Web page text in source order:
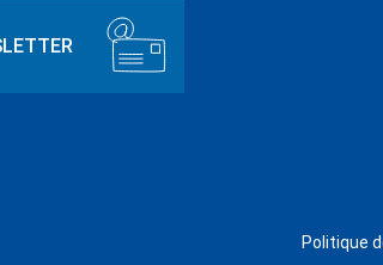
Politique